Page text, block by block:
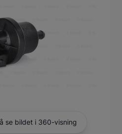
se bildet i 360-visning